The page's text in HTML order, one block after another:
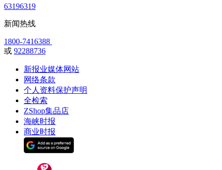
63196319
新闻热线
1800-7416388
或 92288736
新报业媒体网站
网络条款
个人资料保护声明
全检索
ZShop集品店
海峡时报
商业时报